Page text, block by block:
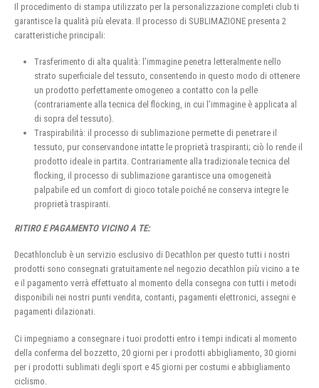
Il procedimento di stampa utilizzato per la personalizzazione completi club ti
garantisce la qualità più elevata. Il processo di SUBLIMAZIONE presenta 2
caratteristiche principali:
Trasferimento di alta qualità: l’immagine penetra letteralmente nello
strato superficiale del tessuto, consentendo in questo modo di ottenere
un prodotto perfettamente omogeneo a contatto con la pelle
(contrariamente alla tecnica del flocking, in cui l’immagine è applicata al
di sopra del tessuto).
Traspirabilità: il processo di sublimazione permette di penetrare il
tessuto, pur conservandone intatte le proprietà traspiranti; ciò lo rende il
prodotto ideale in partita. Contrariamente alla tradizionale tecnica del
flocking, il processo di sublimazione garantisce una omogeneità
palpabile ed un comfort di gioco totale poiché ne conserva integre le
proprietà traspiranti.
RITIRO E PAGAMENTO VICINO A TE:
Decathlonclub è un servizio esclusivo di Decathlon per questo tutti i nostri
prodotti sono consegnati gratuitamente nel negozio decathlon più vicino a te
e il pagamento verrà effettuato al momento della consegna con tutti i metodi
disponibili nei nostri punti vendita, contanti, pagamenti elettronici, assegni e
pagamenti dilazionati.
Ci impegniamo a consegnare i tuoi prodotti entro i tempi indicati al momento
della conferma del bozzetto, 20 giorni per i prodotti abbigliamento, 30 giorni
per i prodotti sublimati degli sport e 45 giorni per costumi e abbigliamento
ciclismo.